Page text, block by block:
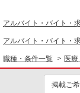
アルバイト・バイト・
アルバイト・バイト・
職種・条件一覧 医
掲載ご